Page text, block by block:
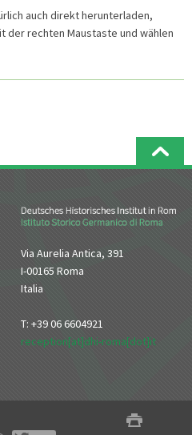
auch direkt herunterladen,
der rechten Maustaste und wählen
Via Aurelia Antica, 391
I-00165 Roma
Italia
T: +39 06 6604921
reception[at]dhi-roma[dot]it